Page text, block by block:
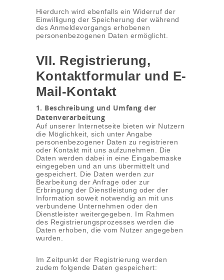
Hierdurch wird ebenfalls ein Widerruf der
Einwilligung der Speicherung der während
des Anmeldevorgangs erhobenen
personenbezogenen Daten ermöglicht.
VII. Registrierung,
Kontaktformular und E-
Mail-Kontakt
1. Beschreibung und Umfang der
Datenverarbeitung
Auf unserer Internetseite bieten wir Nutzern
die Möglichkeit, sich unter Angabe
personenbezogener Daten zu registrieren
oder Kontakt mit uns aufzunehmen. Die
Daten werden dabei in eine Eingabemaske
eingegeben und an uns übermittelt und
gespeichert. Die Daten werden zur
Bearbeitung der Anfrage oder zur
Erbringung der Dienstleistung oder der
Information soweit notwendig an mit uns
verbundene Unternehmen oder den
Dienstleister weitergegeben. Im Rahmen
des Registrierungsprozesses werden die
Daten erhoben, die vom Nutzer angegeben
wurden.
Im Zeitpunkt der Registrierung werden
zudem folgende Daten gespeichert: